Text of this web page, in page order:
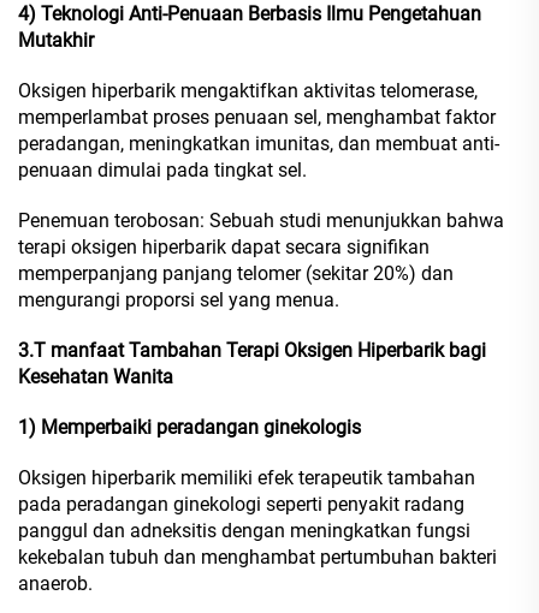
4) Teknologi Anti-Penuaan Berbasis Ilmu Pengetahuan
Mutakhir
Oksigen hiperbarik mengaktifkan aktivitas telomerase,
memperlambat proses penuaan sel, menghambat faktor
peradangan, meningkatkan imunitas, dan membuat anti-
penuaan dimulai pada tingkat sel.
Penemuan terobosan: Sebuah studi menunjukkan bahwa
terapi oksigen hiperbarik dapat secara signifikan
memperpanjang panjang telomer (sekitar 20%) dan
mengurangi proporsi sel yang menua.
3.T manfaat Tambahan Terapi Oksigen Hiperbarik bagi
Kesehatan Wanita
1) Memperbaiki peradangan ginekologis
Oksigen hiperbarik memiliki efek terapeutik tambahan
pada peradangan ginekologi seperti penyakit radang
panggul dan adneksitis dengan meningkatkan fungsi
kekebalan tubuh dan menghambat pertumbuhan bakteri
anaerob.